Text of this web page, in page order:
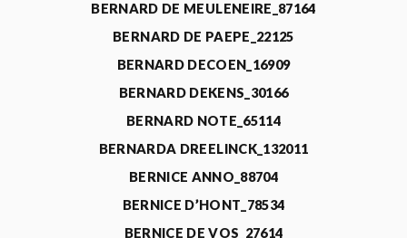
BERNARD DE MEULENEIRE_87164
BERNARD DE PAEPE_22125
BERNARD DECOEN_16909
BERNARD DEKENS_30166
BERNARD NOTE_65114
BERNARDA DREELINCK_132011
BERNICE ANNO_88704
BERNICE D’HONT_78534
BERNICE DE VOS_27614